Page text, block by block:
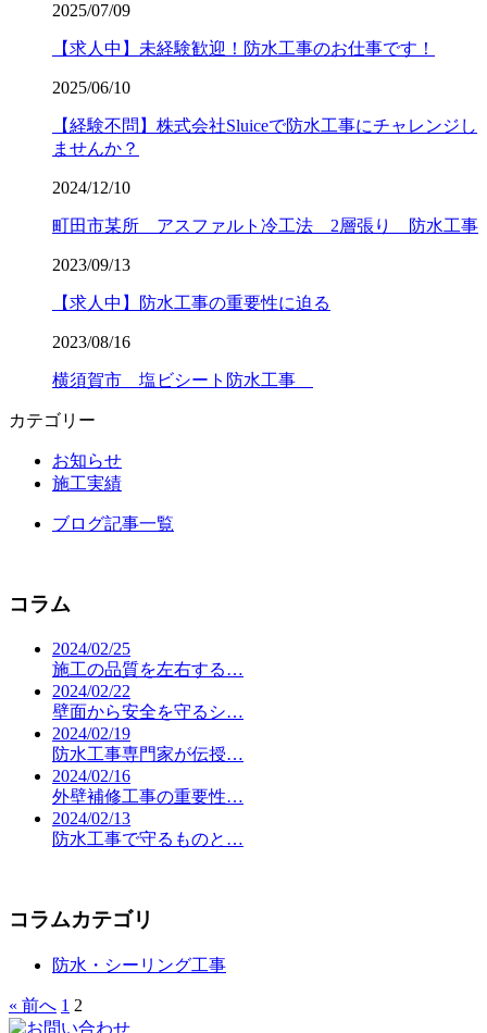
2025/07/09
【求人中】未経験歓迎！防水工事のお仕事です！
2025/06/10
【経験不問】株式会社Sluiceで防水工事にチャレンジし
ませんか？
2024/12/10
町田市某所 アスファルト冷工法 2層張り 防水工事
2023/09/13
【求人中】防水工事の重要性に迫る
2023/08/16
横須賀市 塩ビシート防水工事
カテゴリー
お知らせ
施工実績
ブログ記事一覧
コラム
2024/02/25
施工の品質を左右する…
2024/02/22
壁面から安全を守るシ…
2024/02/19
防水工事専門家が伝授…
2024/02/16
外壁補修工事の重要性…
2024/02/13
防水工事で守るものと…
コラムカテゴリ
防水・シーリング工事
« 前へ 1 2